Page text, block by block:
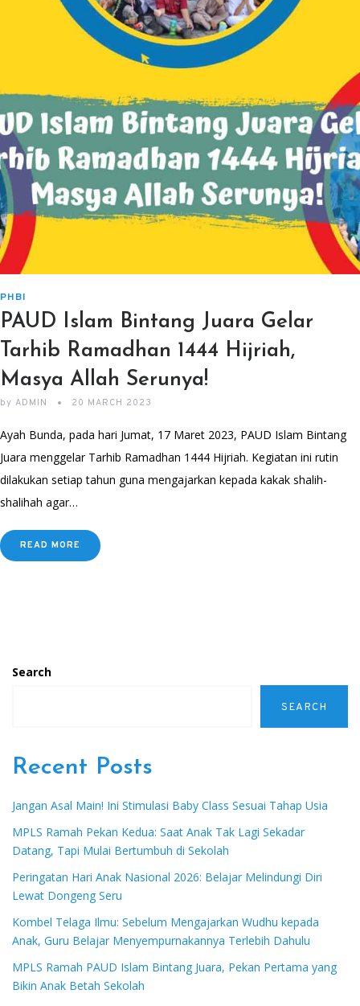
PHBI
PAUD Islam Bintang Juara Gelar
Tarhib Ramadhan 1444 Hijriah,
Masya Allah Serunya!
by ADMIN 20 MARCH 2023
Ayah Bunda, pada hari Jumat, 17 Maret 2023, PAUD Islam Bintang
Juara menggelar Tarhib Ramadhan 1444 Hijriah. Kegiatan ini rutin
dilakukan setiap tahun guna mengajarkan kepada kakak shalih-
shalihah agar…
READ MORE
Search
SEARCH
Recent Posts
Jangan Asal Main! Ini Stimulasi Baby Class Sesuai Tahap Usia
MPLS Ramah Pekan Kedua: Saat Anak Tak Lagi Sekadar
Datang, Tapi Mulai Bertumbuh di Sekolah
Peringatan Hari Anak Nasional 2026: Belajar Melindungi Diri
Lewat Dongeng Seru
Kombel Telaga Ilmu: Sebelum Mengajarkan Wudhu kepada
Anak, Guru Belajar Menyempurnakannya Terlebih Dahulu
MPLS Ramah PAUD Islam Bintang Juara, Pekan Pertama yang
Bikin Anak Betah Sekolah